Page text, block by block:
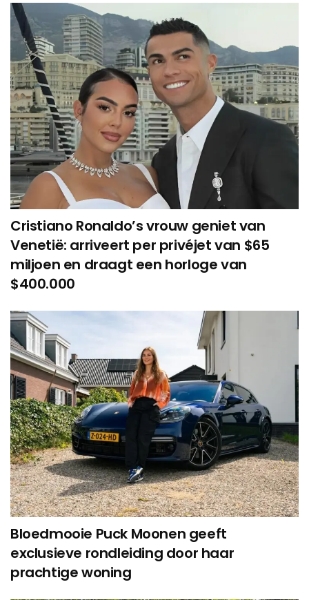
Cristiano Ronaldo’s vrouw geniet van
Venetië: arriveert per privéjet van $65
miljoen en draagt een horloge van
$400.000
Bloedmooie Puck Moonen geeft
exclusieve rondleiding door haar
prachtige woning